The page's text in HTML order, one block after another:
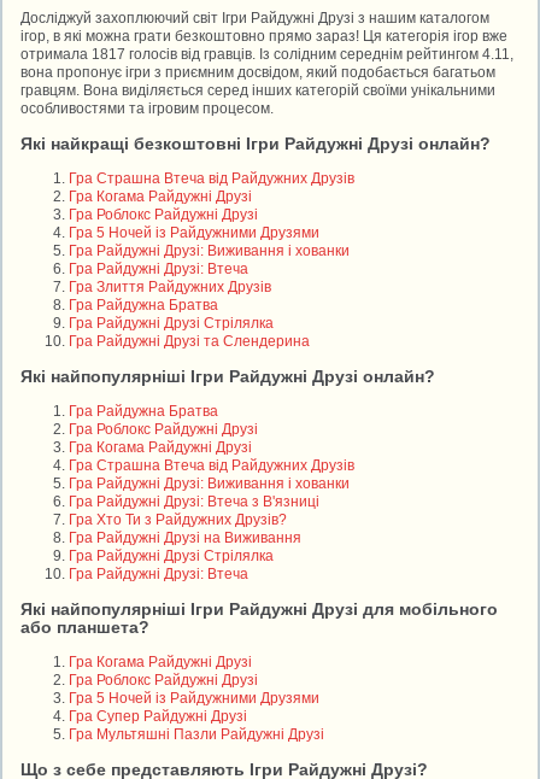
Досліджуй захоплюючий світ Ігри Райдужні Друзі з нашим каталогом
ігор, в які можна грати безкоштовно прямо зараз! Ця категорія ігор вже
отримала 1817 голосів від гравців. Із солідним середнім рейтингом 4.11,
вона пропонує ігри з приємним досвідом, який подобається багатьом
гравцям. Вона виділяється серед інших категорій своїми унікальними
особливостями та ігровим процесом.
Які найкращі безкоштовні Ігри Райдужні Друзі онлайн?
Гра Страшна Втеча від Райдужних Друзів
Гра Когама Райдужні Друзі
Гра Роблокс Райдужні Друзі
Гра 5 Ночей із Райдужними Друзями
Гра Райдужні Друзі: Виживання і хованки
Гра Райдужні Друзі: Втеча
Гра Злиття Райдужних Друзів
Гра Райдужна Братва
Гра Райдужні Друзі Стрілялка
Гра Райдужні Друзі та Слендерина
Які найпопулярніші Ігри Райдужні Друзі онлайн?
Гра Райдужна Братва
Гра Роблокс Райдужні Друзі
Гра Когама Райдужні Друзі
Гра Страшна Втеча від Райдужних Друзів
Гра Райдужні Друзі: Виживання і хованки
Гра Райдужні Друзі: Втеча з В'язниці
Гра Хто Ти з Райдужних Друзів?
Гра Райдужні Друзі на Виживання
Гра Райдужні Друзі Стрілялка
Гра Райдужні Друзі: Втеча
Які найпопулярніші Ігри Райдужні Друзі для мобільного
або планшета?
Гра Когама Райдужні Друзі
Гра Роблокс Райдужні Друзі
Гра 5 Ночей із Райдужними Друзями
Гра Супер Райдужні Друзі
Гра Мультяшні Пазли Райдужні Друзі
Що з себе представляють Ігри Райдужні Друзі?